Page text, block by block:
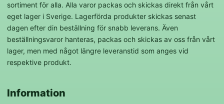
sortiment för alla. Alla varor packas och skickas direkt från vårt
eget lager i Sverige. Lagerförda produkter skickas senast
dagen efter din beställning för snabb leverans. Även
beställningsvaror hanteras, packas och skickas av oss från vårt
lager, men med något längre leveranstid som anges vid
respektive produkt.
Information